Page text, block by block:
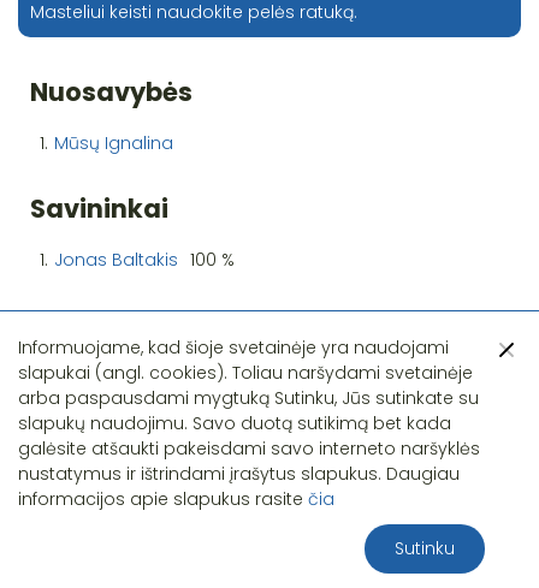
Masteliui keisti naudokite pelės ratuką.
Nuosavybės
1. Mūsų Ignalina
Savininkai
1. Jonas Baltakis 100 %
Pastebėjote klaidą?
Informuojame, kad šioje svetainėje yra naudojami
slapukai (angl. cookies). Toliau naršydami svetainėje
arba paspausdami mygtuką Sutinku, Jūs sutinkate su
slapukų naudojimu. Savo duotą sutikimą bet kada
galėsite atšaukti pakeisdami savo interneto naršyklės
nustatymus ir ištrindami įrašytus slapukus. Daugiau
informacijos apie slapukus rasite čia
Sutinku